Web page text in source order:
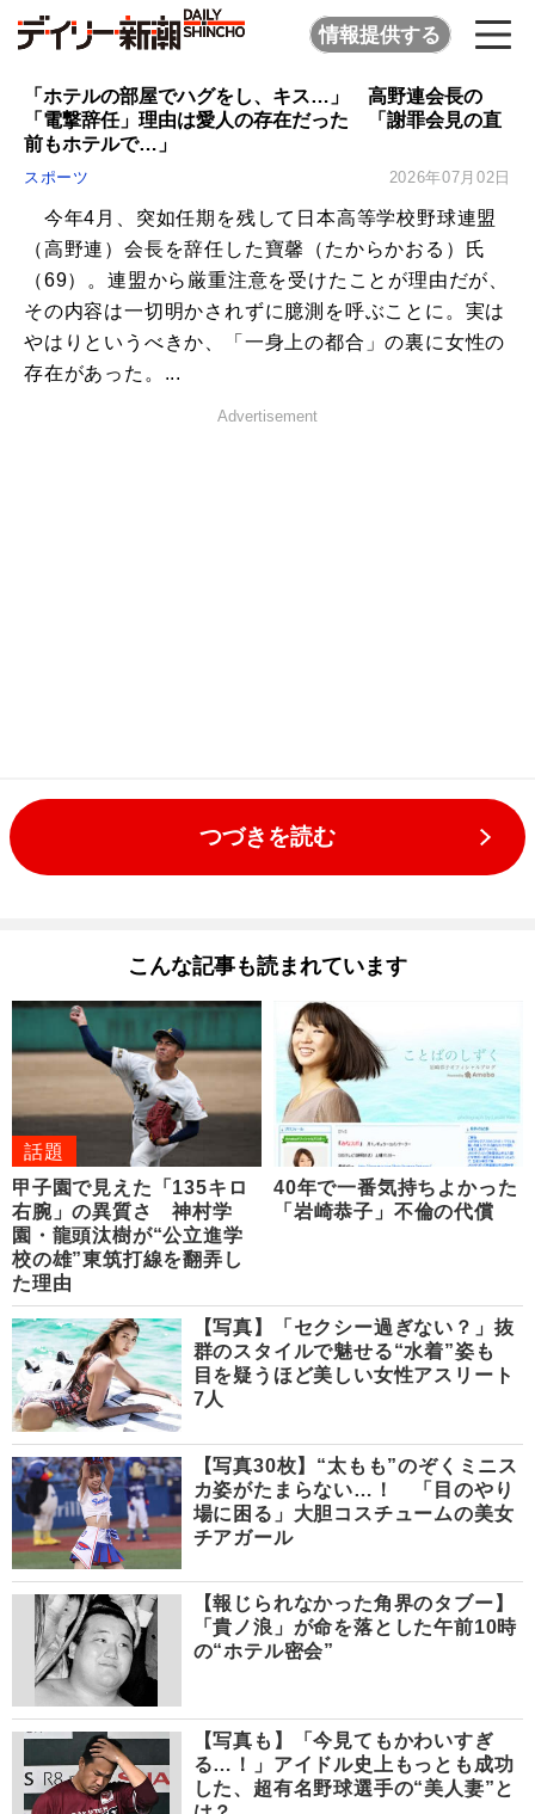
情報提供する
「ホテルの部屋でハグをし、キス…」 高野連会長の
「電撃辞任」理由は愛人の存在だった 「謝罪会見の直
前もホテルで…」
スポーツ 2026年07月02日
今年4月、突如任期を残して日本高等学校野球連盟
（高野連）会長を辞任した寶馨（たからかおる）氏
（69）。連盟から厳重注意を受けたことが理由だが、
その内容は一切明かされずに臆測を呼ぶことに。実は
やはりというべきか、「一身上の都合」の裏に女性の
存在があった。...
Advertisement
つづきを読む
こんな記事も読まれています
話題
甲子園で見えた「135キロ
右腕」の異質さ 神村学
園・龍頭汰樹が“公立進学
校の雄”東筑打線を翻弄し
た理由
40年で一番気持ちよかった
「岩崎恭子」不倫の代償
【写真】「セクシー過ぎない？」抜
群のスタイルで魅せる“水着”姿も
目を疑うほど美しい女性アスリート
7人
【写真30枚】“太もも”のぞくミニス
カ姿がたまらない…！ 「目のやり
場に困る」大胆コスチュームの美女
チアガール
【報じられなかった角界のタブー】
「貴ノ浪」が命を落とした午前10時
の“ホテル密会”
【写真も】「今見てもかわいすぎ
る…！」アイドル史上もっとも成功
した、超有名野球選手の“美人妻”と